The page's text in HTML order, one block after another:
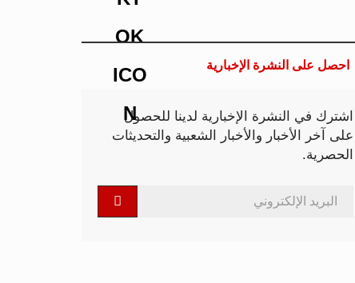
احصل على النشرة الإخبارية
اشترك في النشرة الإخبارية لدينا للحصول
على آخر الأخبار والأخبار الشعبية والتحديثات
الحصرية.